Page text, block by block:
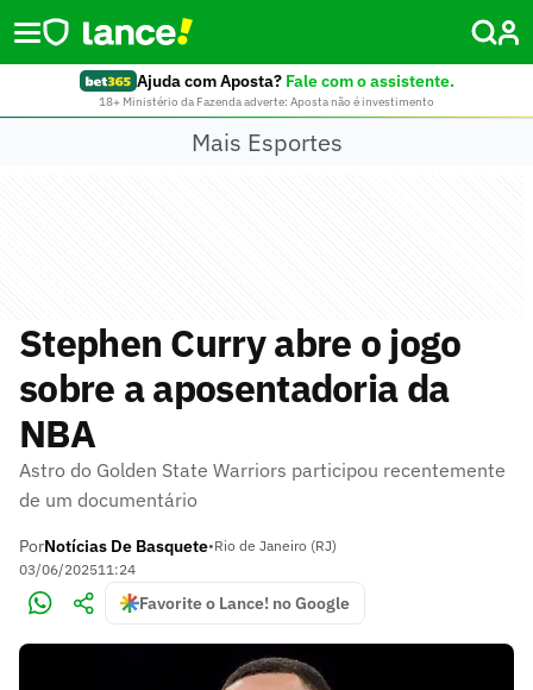
Ajuda com Aposta? Fale com o assistente.
18+ Ministério da Fazenda adverte: Aposta não é investimento
Mais Esportes
Stephen Curry abre o jogo
sobre a aposentadoria da
NBA
Astro do Golden State Warriors participou recentemente
de um documentário
PorNotícias De Basquete•Rio de Janeiro (RJ)
03/06/202511:24
Favorite o Lance! no Google